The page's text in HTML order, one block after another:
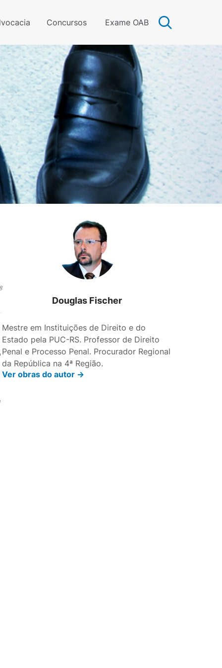
Concursos Exame OAB
Douglas Fischer
Mestre em Instituições de Direito e do
Estado pela PUC-RS. Professor de Direito
Penal e Processo Penal. Procurador Regional
da República na 4ª Região.
Ver obras do autor ->